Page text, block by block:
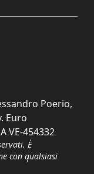
Poerio,
Euro
VE-454332
È
con qualsiasi